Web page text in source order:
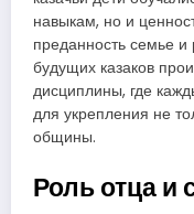
навыкам, но и
преданность семье
будущих казаков
дисциплины, где
для укрепления не
общины.
Роль отца и